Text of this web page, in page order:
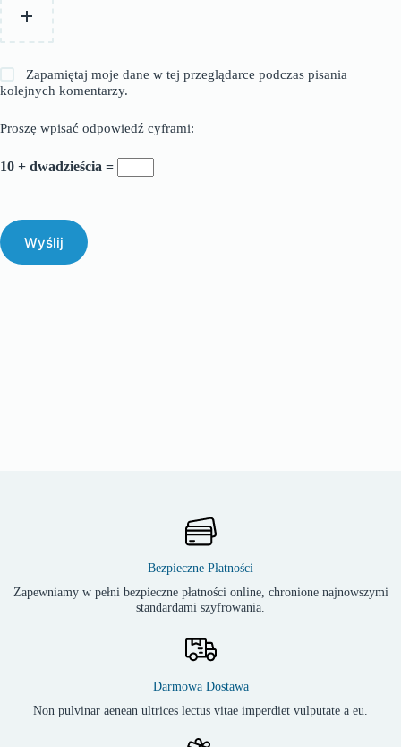
Zapamiętaj moje dane w tej przeglądarce podczas pisania
kolejnych komentarzy.
Proszę wpisać odpowiedź cyframi:
10 + dwadzieścia =
Wyślij
Bezpieczne Płatności
Zapewniamy w pełni bezpieczne płatności online, chronione najnowszymi
standardami szyfrowania.
Darmowa Dostawa
Non pulvinar aenean ultrices lectus vitae imperdiet vulputate a eu.